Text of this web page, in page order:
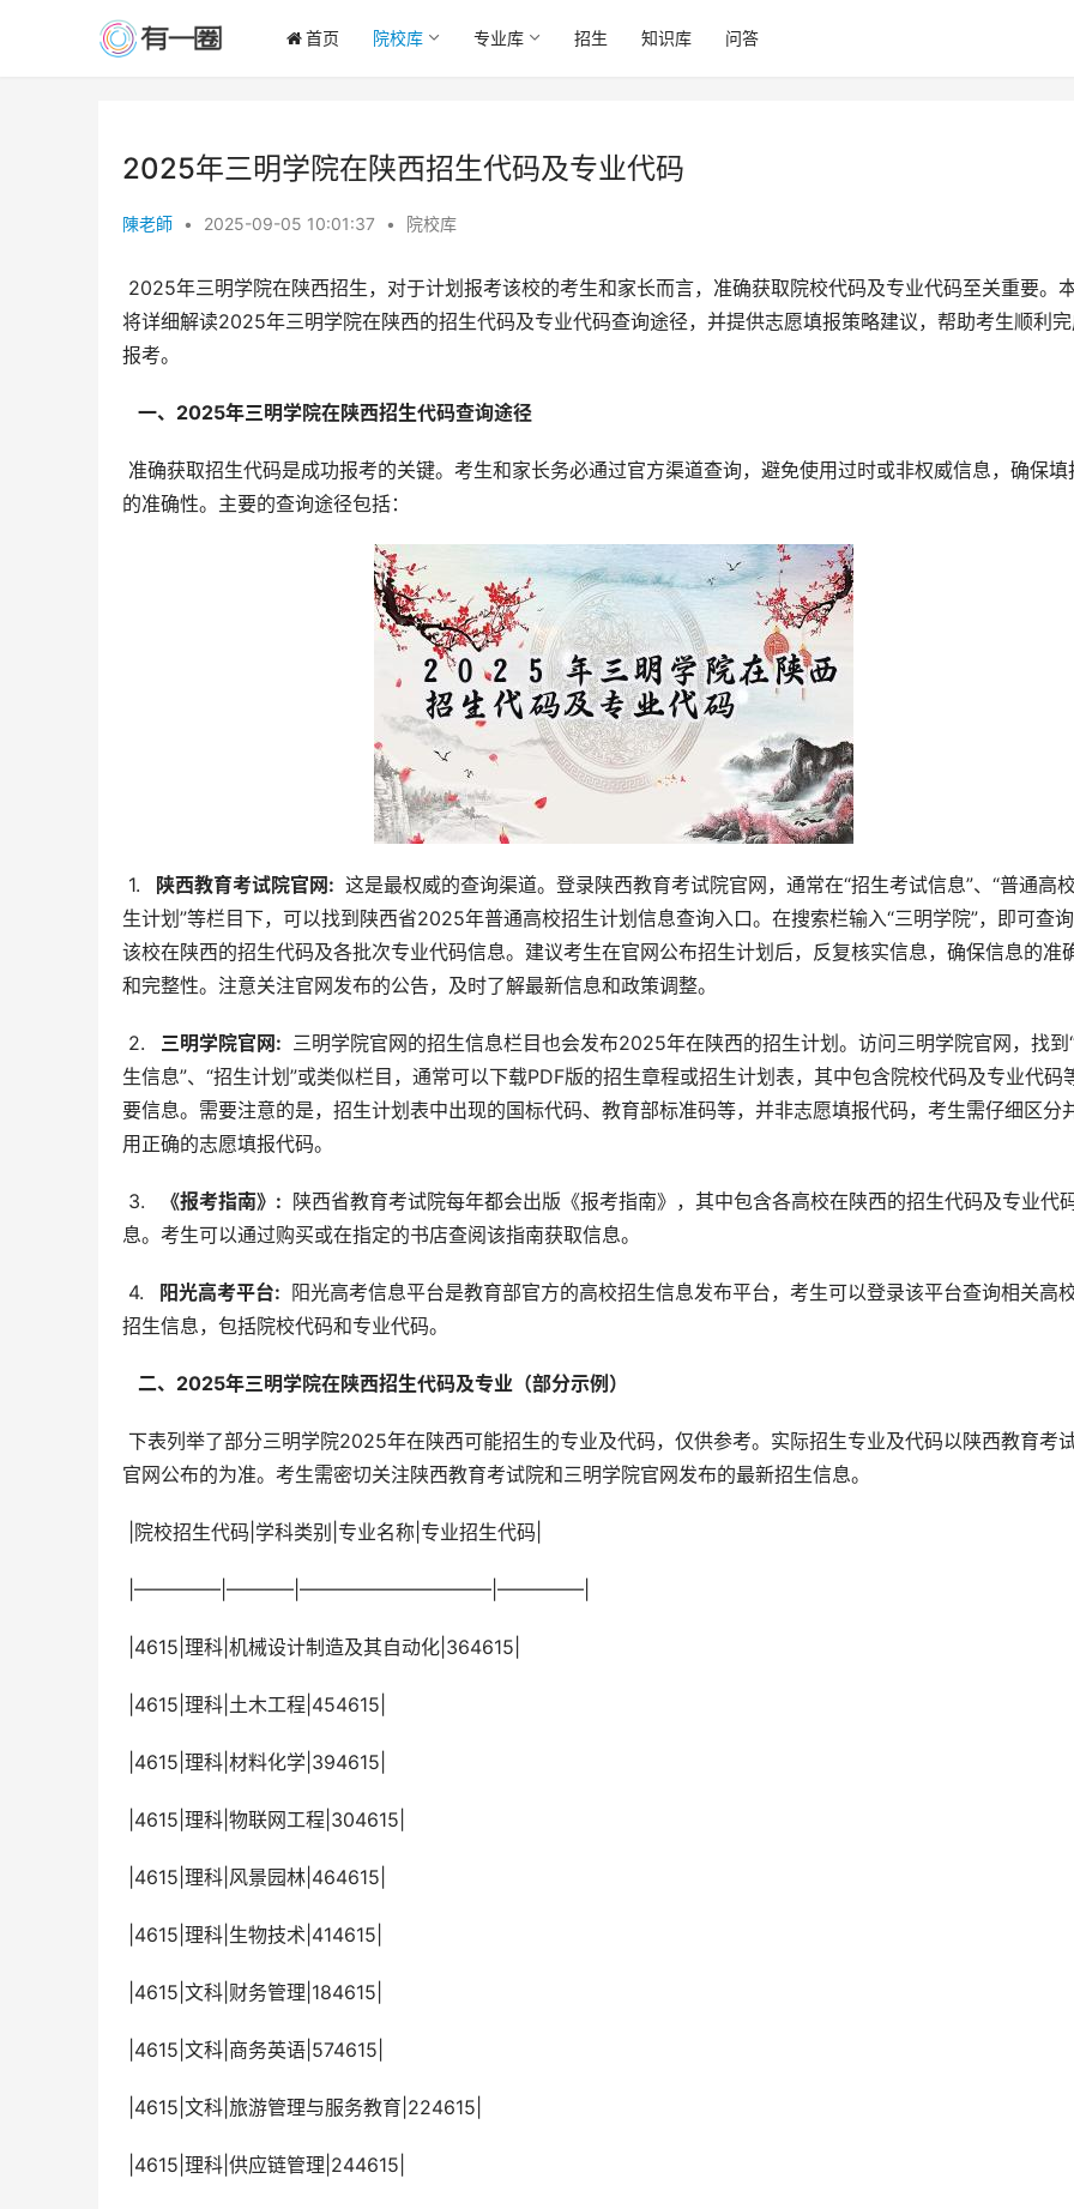
首页 院校库 专业库 招生 知识库 问答
2025年三明学院在陕西招生代码及专业代码
陳老師 • 2025-09-05 10:01:37 • 院校库
将详细解读2025年三明学院在陕西的招生代码及专业代码查询途径，并提供志愿填报策略建议，帮助考生顺利
报考。
  一、2025年三明学院在陕西招生代码查询途径
的准确性。主要的查询途径包括：
1.
  陕西教育考试院官网:
这是最权威的查询渠道。登录陕西教育考试院官网，通常在“招生考试信息”、“普通高
生计划”等栏目下，可以找到陕西省2025年普通高校招生计划信息查询入口。在搜索栏输入“三明学院”，即可查询
该校在陕西的招生代码及各批次专业代码信息。建议考生在官网公布招生计划后，反复核实信息，确保信息的准
和完整性。注意关注官网发布的公告，及时了解最新信息和政策调整。
2.
  三明学院官网:
三明学院官网的招生信息栏目也会发布2025年在陕西的招生计划。访问三明学院官网，找到
生信息”、“招生计划”或类似栏目，通常可以下载PDF版的招生章程或招生计划表，其中包含院校代码及专业代码
要信息。需要注意的是，招生计划表中出现的国标代码、教育部标准码等，并非志愿填报代码，考生需仔细区分
用正确的志愿填报代码。
3.
  《报考指南》:
陕西省教育考试院每年都会出版《报考指南》，其中包含各高校在陕西的招生代码及专业代
息。考生可以通过购买或在指定的书店查阅该指南获取信息。
4.
  阳光高考平台:
阳光高考信息平台是教育部官方的高校招生信息发布平台，考生可以登录该平台查询相关高
招生信息，包括院校代码和专业代码。
  二、2025年三明学院在陕西招生代码及专业（部分示例）
官网公布的为准。考生需密切关注陕西教育考试院和三明学院官网发布的最新招生信息。
|院校招生代码|学科类别|专业名称|专业招生代码|
|————–|———–|——————————|————–|
|4615|理科|机械设计制造及其自动化|364615|
|4615|理科|土木工程|454615|
|4615|理科|材料化学|394615|
|4615|理科|物联网工程|304615|
|4615|理科|风景园林|464615|
|4615|理科|生物技术|414615|
|4615|文科|财务管理|184615|
|4615|文科|商务英语|574615|
|4615|文科|旅游管理与服务教育|224615|
|4615|理科|供应链管理|244615|